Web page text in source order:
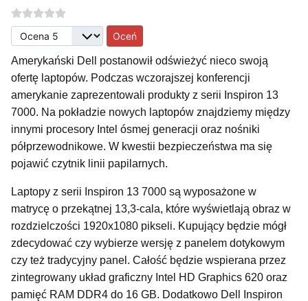
Proszę, oceń
Amerykański Dell postanowił odświeżyć nieco swoją
ofertę laptopów. Podczas wczorajszej konferencji
amerykanie zaprezentowali produkty z serii Inspiron 13
7000. Na pokładzie nowych laptopów znajdziemy między
innymi procesory Intel ósmej generacji oraz nośniki
półprzewodnikowe. W kwestii bezpieczeństwa ma się
pojawić czytnik linii papilarnych.
Laptopy z serii Inspiron 13 7000 są wyposażone w
matrycę o przekątnej 13,3-cala, które wyświetlają obraz w
rozdzielczości 1920x1080 pikseli. Kupujący będzie mógł
zdecydować czy wybierze wersję z panelem dotykowym
czy też tradycyjny panel. Całość będzie wspierana przez
zintegrowany układ graficzny Intel HD Graphics 620 oraz
pamięć RAM DDR4 do 16 GB. Dodatkowo Dell Inspiron